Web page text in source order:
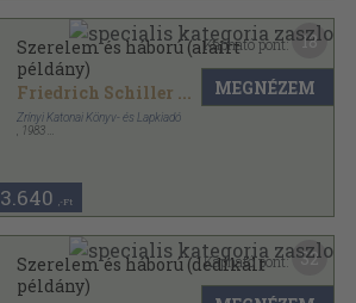
Szerelem és háború (aláírt
példány)
Friedrich Schiller ...
Zrínyi Katonai Könyv- és Lapkiadó
1983
3.640 ,-Ft
Kapható pont: 18
MEGNÉZEM
Szerelem és háború (dedikált
példány)
Kapható pont: 32